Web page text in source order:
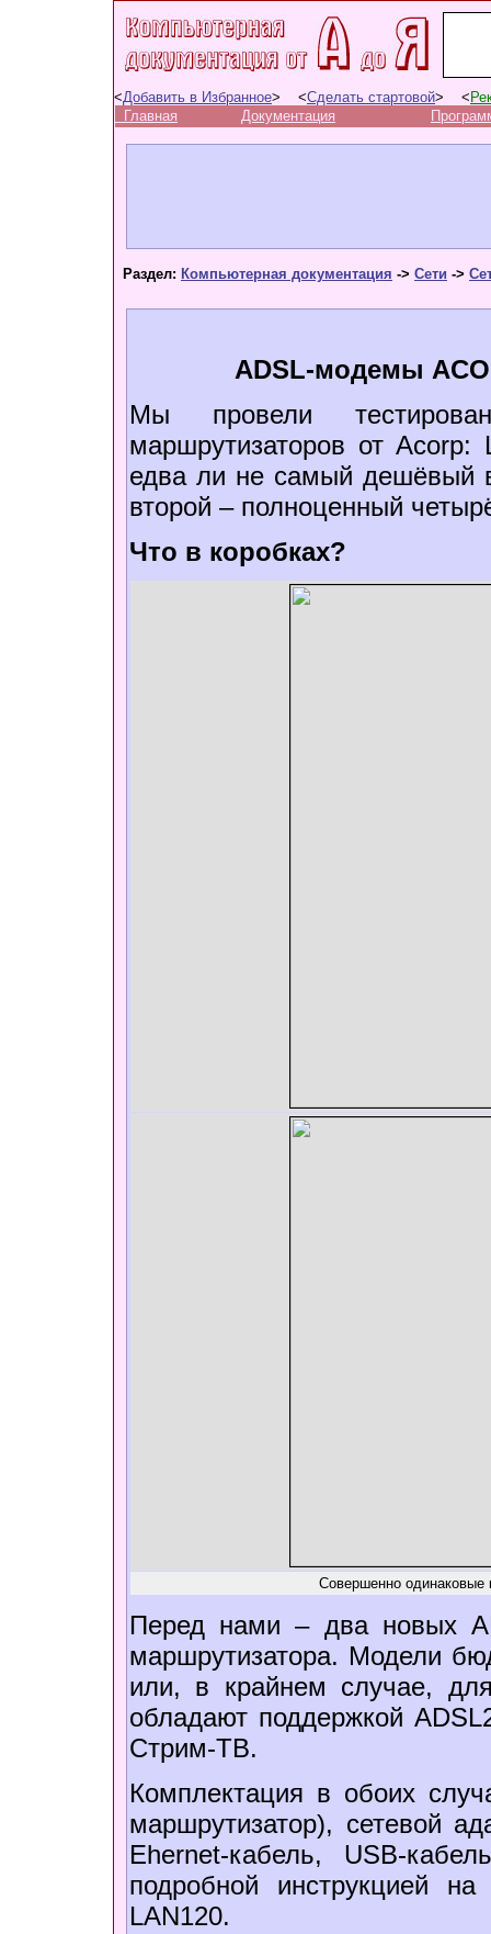
<Добавить в Избранное> <Сделать стартовой> <
Главная
Документация
Раздел: Компьютерная документация -> Сети ->
ADSL-модемы
Мы провели
маршрутизаторов от
едва ли не самый дешёвый
второй – полноценный
Что в коробках?
Совершенно одинаковые
Перед нами – два новых
маршрутизатора. Модели
или, в крайнем случае,
обладают поддержкой
Стрим-ТВ.
Комплектация в обоих
маршрутизатор), сетевой
Ehernet-кабель, USB-
подробной инструкцией
LAN120.